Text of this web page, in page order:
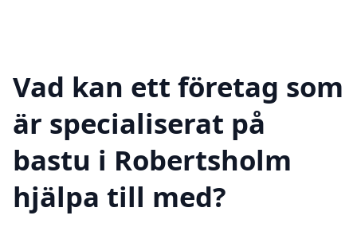
Vad kan ett företag som
är specialiserat på
bastu i Robertsholm
hjälpa till med?